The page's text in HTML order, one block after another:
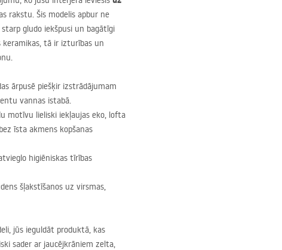
rakstu. Šis modelis apbur ne
gludo iekšpusi un bagātīgi
tā ir izturības un
ārpusē piešķir izstrādājumam
vannas istabā.
motīvu lieliski iekļaujas eko, lofta
īsta akmens kopšanas
higiēniskas tīrības
šļakstīšanos uz virsmas,
jūs ieguldāt produktā, kas
sader ar jaucējkrāniem zelta,